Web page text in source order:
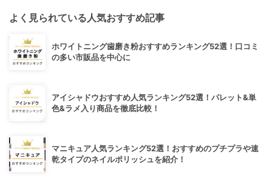
よく見られている人気おすすめ記事
ホワイトニング歯磨き粉おすすめランキング52選！口コミ
の多い市販品を中心に
アイシャドウおすすめ人気ランキング52選！パレット&単
色&ラメ入り商品を徹底比較！
マニキュア人気ランキング52選！おすすめのプチプラや速
乾タイプのネイルポリッシュを紹介！